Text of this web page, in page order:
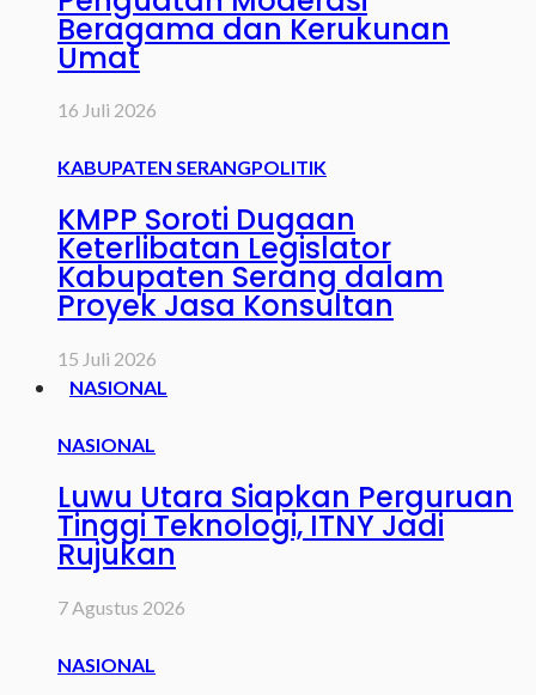
Beragama dan Kerukunan
Umat
16 Juli 2026
KABUPATEN SERANGPOLITIK
KMPP Soroti Dugaan
Keterlibatan Legislator
Kabupaten Serang dalam
Proyek Jasa Konsultan
15 Juli 2026
NASIONAL
NASIONAL
Luwu Utara Siapkan Perguruan
Tinggi Teknologi, ITNY Jadi
Rujukan
7 Agustus 2026
NASIONAL